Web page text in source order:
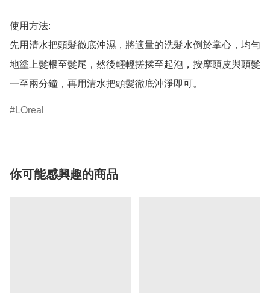
使用方法:
先用清水把頭髮徹底沖濕，將適量的洗髮水倒於掌心，均勻
地塗上髮根至髮尾，然後輕輕搓揉至起泡，按摩頭皮與頭髮
LOreal
你可能感興趣的商品